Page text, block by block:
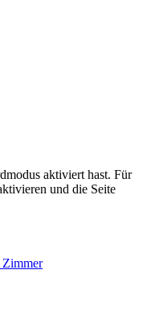
aktiviert hast. Für
und die Seite